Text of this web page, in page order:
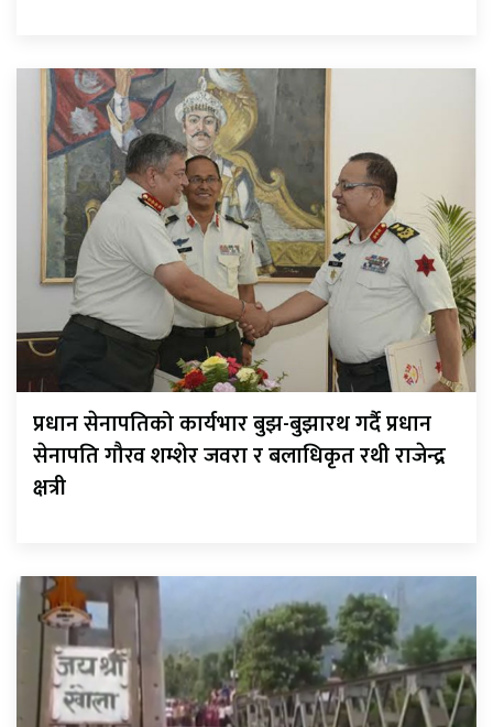
प्रधान सेनापतिको कार्यभार बुझ-बुझारथ गर्दै प्रधान
सेनापति गौरव शम्शेर जवरा र बलाधिकृत रथी राजेन्द्र
क्षत्री